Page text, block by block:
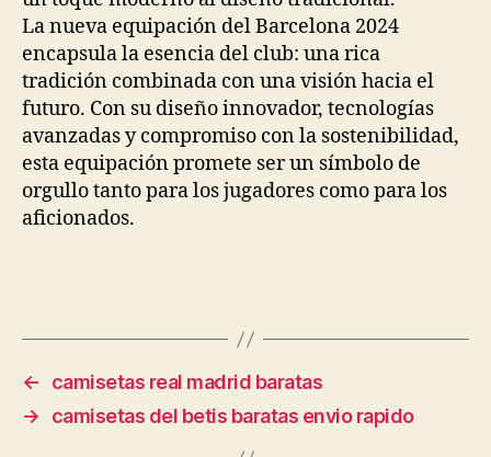
La nueva equipación del Barcelona 2024
encapsula la esencia del club: una rica
tradición combinada con una visión hacia el
futuro. Con su diseño innovador, tecnologías
avanzadas y compromiso con la sostenibilidad,
esta equipación promete ser un símbolo de
orgullo tanto para los jugadores como para los
aficionados.
←
camisetas real madrid baratas
→
camisetas del betis baratas envio rapido